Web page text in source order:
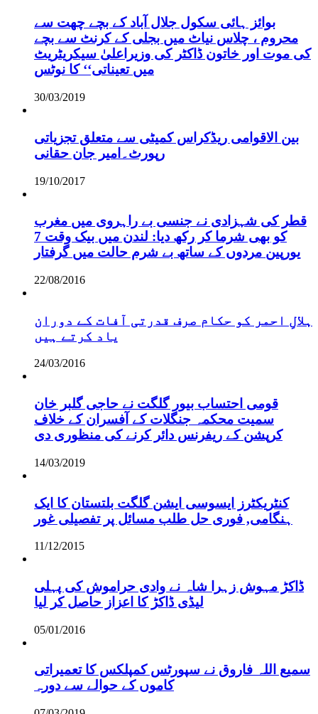
بوائز ہائی سکول جلال آباد کے بچے چھت سے
محروم ، چلاس نیاٹ میں بجلی کے کرنٹ سے بچے
کی موت اور خاتون ڈاکٹر کی وزیراعلیٰ سیکریٹریٹ
میں تعیناتی‘‘ کا نوٹس
30/03/2019
بین الاقوامی ریڈکراس کمیٹی سے متعلق تجزیاتی
رپورٹ۔امیر جان حقانی
19/10/2017
قطر کی شہزادی نے جنسی بے راہروی میں مغرب
کو بھی شرما کر رکھ دیا: لندن میں بیک وقت 7
یورپین مردوں کے ساتھ بے شرم حالت میں گرفتار
22/08/2016
ہلالِ احمر کو حکام صرف قدرتی آفات کے دوران
یاد کرتے ہیں
24/03/2016
قومی احتساب بیور گلگت نے حاجی گلبر خان
سمیت محکمہ جنگلات کے آفسران کے خلاف
کرپشن کے ریفرنس دائر کرنے کی منظوری دی
14/03/2019
کنٹریکٹرز ایسوسی ایشن گلگت بلتستان کا ایک
ہنگامی, فوری حل طلب مسائل پر تفصیلی غور
11/12/2015
ڈاکڑ مہوش زہرا شاہ نے وادی حراموش کی پہلی
لیڈی ڈاکڑ کا اعزاز حاصل کر لیا
05/01/2016
سمیع اللہ فاروق نے سپورٹس کمپلکس کا تعمیراتی
کاموں کے حوالے سے دورہ